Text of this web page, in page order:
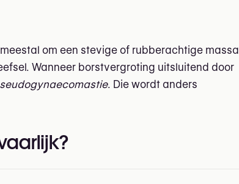
om een stevige of rubberachtige massa
Wanneer borstvergroting uitsluitend door
. Die wordt anders